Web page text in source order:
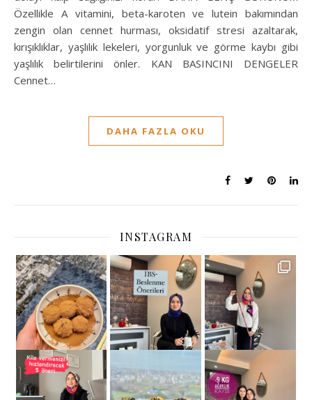
Özellikle A vitamini, beta-karoten ve lutein bakımından
zengin olan cennet hurması, oksidatif stresi azaltarak,
kırışıklıklar, yaşlılık lekeleri, yorgunluk ve görme kaybı gibi
yaşlılık belirtilerini önler. KAN BASINCINI DENGELER
Cennet…
DAHA FAZLA OKU
INSTAGRAM
— Diyet + Andülasy